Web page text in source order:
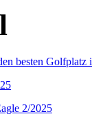
besten
2/2025